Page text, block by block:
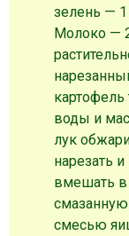
зелень —
Молоко —
воды и
лук
нарезать
вмешать в
смесью